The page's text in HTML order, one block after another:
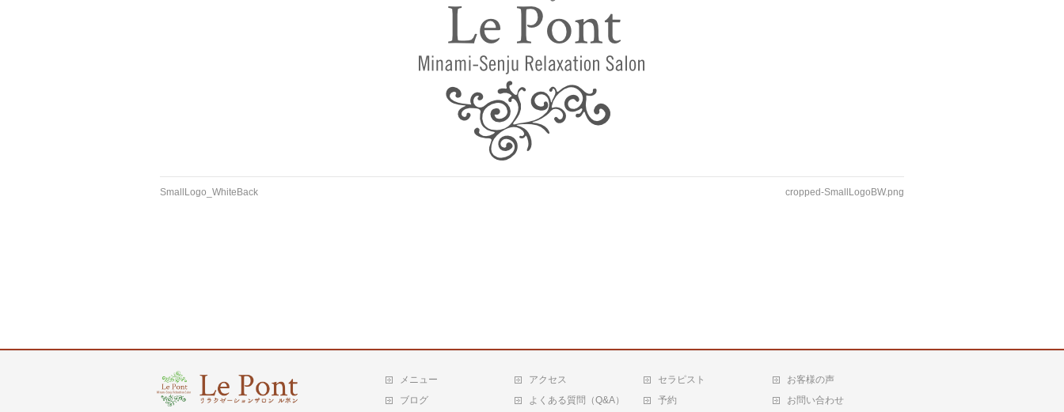
SmallLogo_WhiteBack cropped-SmallLogoBW.png
メニュー アクセス セラピスト
お客様の声
ブログ
よくある質問（Q&A） 予約 お問い合わせ